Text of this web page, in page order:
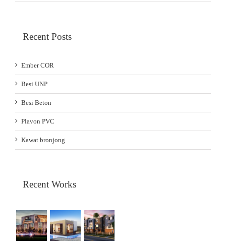
Recent Posts
Ember COR
Besi UNP
Besi Beton
Plavon PVC
Kawat bronjong
Recent Works